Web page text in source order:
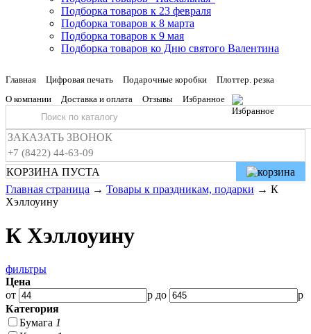
Подборка товаров к 23 февраля
Подборка товаров к 8 марта
Подборка товаров к 9 мая
Подборка товаров ко Дню святого Валентина
Главная Цифровая печать Подарочные коробки
Плоттер. резка
О компании
Доставка и оплата Отзывы Избранное
ЗАКАЗАТЬ ЗВОНОК
+7 (8422) 44-63-09
КОРЗИНА ПУСТА
Главная страница → Товары к праздникам, подарки → К
Хэллоуину
К Хэллоуину
фильтры
Цена
от
р до
р
Категория
Бумага 1